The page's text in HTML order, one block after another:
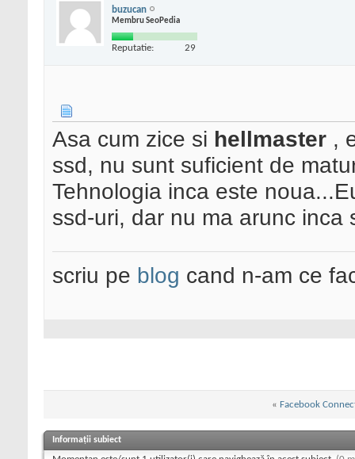
buzucan
Membru SeoPedia
Reputatie: 29
Asa cum zice si hellmaster ,
ssd, nu sunt suficient de
Tehnologia inca este
ssd-uri, dar nu ma arunc
scriu pe blog cand n-am ce
« Facebook
Informații subiect